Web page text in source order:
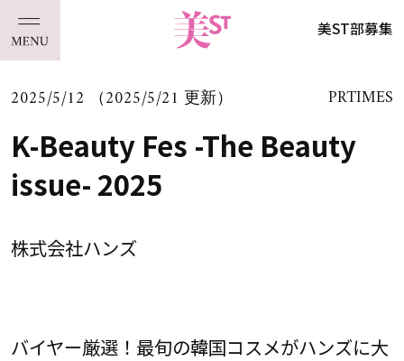
美ST部募集
2025/5/12 （2025/5/21 更新） PRTIMES
K-Beauty Fes -The Beauty
issue- 2025
株式会社ハンズ
バイヤー厳選！最旬の韓国コスメがハンズに大